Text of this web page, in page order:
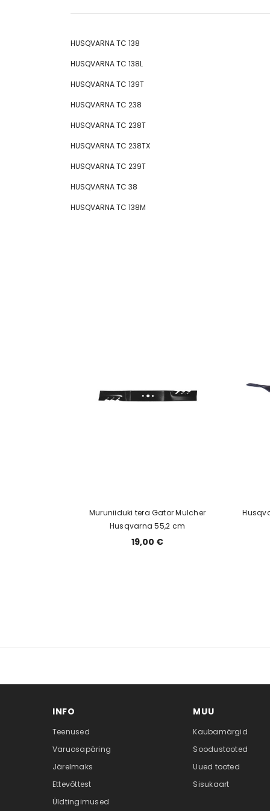
HUSQVARNA TC 138
HUSQVARNA TC 138L
HUSQVARNA TC 139T
HUSQVARNA TC 238
HUSQVARNA TC 238T
HUSQVARNA TC 238TX
HUSQVARNA TC 239T
HUSQVARNA TC 38
HUSQVARNA TC 138M
Muruniiduki tera Gator Mulcher
Husqvarna 55,2 cm
19,00 €
INFO
Teenused
Varuosapäring
Järelmaks
Ettevõttest
Üldtingimused
MUU
Kaubamärgid
Soodustooted
Uued tooted
Sisukaart